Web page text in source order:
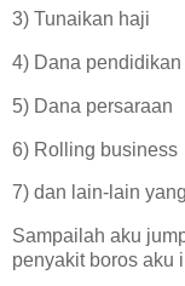
3) Tunaikan haji
4) Dana
5) Dana persaraan
6) Rolling business
7) dan lain-lain
Sampailah aku
penyakit boros aku